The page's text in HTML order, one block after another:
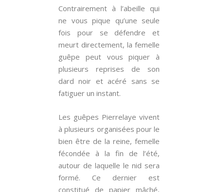
Contrairement à l’abeille qui
ne vous pique qu’une seule
fois pour se défendre et
meurt directement, la femelle
guêpe peut vous piquer à
plusieurs reprises de son
dard noir et acéré sans se
fatiguer un instant.
Les guêpes Pierrelaye vivent
à plusieurs organisées pour le
bien être de la reine, femelle
fécondée à la fin de l’été,
autour de laquelle le nid sera
formé. Ce dernier est
constitué de papier mâché,